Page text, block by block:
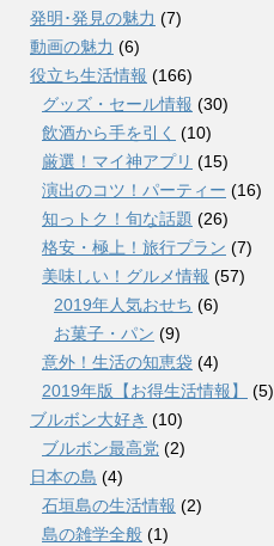
発明･発見の魅力 (7)
動画の魅力 (6)
役立ち生活情報 (166)
グッズ・セール情報 (30)
飲酒から手を引く (10)
厳選！マイ神アプリ (15)
演出のコツ！パーティー (16)
知っトク！旬な話題 (26)
格安・極上！旅行プラン (7)
美味しい！グルメ情報 (57)
2019年人気おせち (6)
お菓子・パン (9)
意外！生活の知恵袋 (4)
2019年版【お得生活情報】
(5)
ブルボン大好き (10)
ブルボン最高党 (2)
日本の島 (4)
石垣島の生活情報 (2)
島の雑学全般 (1)